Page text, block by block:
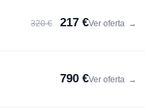
320 € 217 €Ver oferta →
790 €Ver oferta →